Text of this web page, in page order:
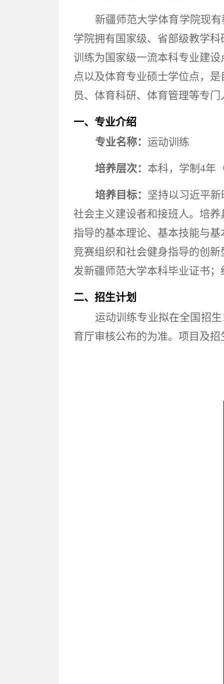
新疆师范大学体育学院现
学院拥有国家级、省部级教学科
训练为国家级一流本科专业建
点以及体育专业硕士学位点，
员、体育科研、体育管理等专
一、 专业介绍
专业名称： 运动训练
培养层次： 本科，学制 4年
培养目标： 坚持以习近平
社会主义建设者和接班人。培
指导的基本理论、基本技能与
竞赛组织和社会健身指导的创
发新疆师范大学本科毕业证书
二、 招生计划
运动训练专业拟在全国招生
育厅审核公布的为准。项目及